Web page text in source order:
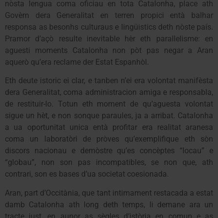
nòsta lengua coma oficiau en tota Catalonha, place ath
Govèrn dera Generalitat en terren propici entà balhar
responsa as besonhs culturaus e lingüistics deth nòste país.
Pramor d’açò resulte inevitable hèr eth parallelisme: en
aguesti moments Catalonha non pòt pas negar a Aran
aquerò qu’era reclame der Estat Espanhòl.
Eth deute istoric ei clar, e tanben n’ei era volontat manifèsta
dera Generalitat, coma administracion amiga e responsabla,
de restituir-lo. Totun eth moment de qu’aguesta volontat
sigue un hèt, e non sonque paraules, ja a arribat. Catalonha
a ua oportunitat unica entà profitar era realitat aranesa
coma un laboratòri de pròves qu’exemplifique eth sòn
discors nacionau e demòstre qu’es concèptes “locau” e
“globau”, non son pas incompatibles, se non que, ath
contrari, son es bases d’ua societat coesionada.
Aran, part d’Occitània, que tant intimament restacada a estat
damb Catalonha ath long deth temps, li demane ara un
tracte just, en aunor as sègles d’istòria en comun e as